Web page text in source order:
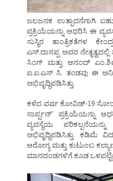
ಜಲಜನಕ ಉತ್ಪಾದನೆಗಾಗಿ
ಪ್ರಕ್ರಿಯೆಯನ್ನು ಆಧರಿಸಿ ಈ
ಸುಸ್ಥಿರ ತಾಂತ್ರಿಕತೆಗಳ
ಎಸ್.ದಾಸಪ್ಪ ಅವರ
ಸಿಂಗ್ ಮತ್ತು ಆನಂದ್
ಐ.ಐ.ಎಸ್ ಸಿ. ತಂಡವು ಈ
ಅಭಿವೃದ್ಧಿಪಡಿಸಿತ್ತು.
ಕಳೆದ ವರ್ಷ ಕೋವಿಡ್-19
ಸಾರ್ಪ್ಷನ್’ ಪ್ರಕ್ರಿಯೆಯನ್ನು
ವ್ಯವಸ್ಥೆಯ
ಅಭಿವೃದ್ಧಿಪಡಿಸಿತ್ತು. ಕಡಿಮೆ
ಆರೋಗ್ಯ ಮತ್ತು ಕುಟುಂಬ
ಮಾನದಂಡಗಳಿಗೆ ಕೂಡ